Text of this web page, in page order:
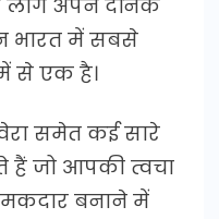
लोग अपने दैनिक
भारत में सबसे
से एक है।
समेत कई सारे
हैं जो आपकी त्वचा
बनाने में